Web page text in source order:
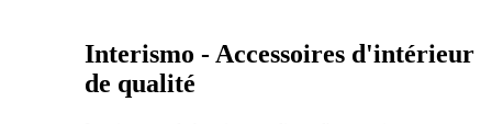
Interismo - Accessoires d'intérieur
de qualité